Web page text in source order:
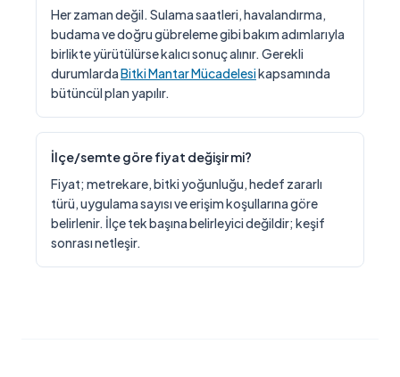
Her zaman değil. Sulama saatleri, havalandırma,
budama ve doğru gübreleme gibi bakım adımlarıyla
birlikte yürütülürse kalıcı sonuç alınır. Gerekli
durumlardaBitki Mantar Mücadelesikapsamında
bütüncül plan yapılır.
İlçe/semte göre fiyat değişir mi?
Fiyat; metrekare, bitki yoğunluğu, hedef zararlı
türü, uygulama sayısı ve erişim koşullarına göre
belirlenir. İlçe tek başına belirleyici değildir; keşif
sonrası netleşir.